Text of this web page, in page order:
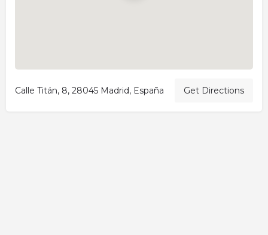
Calle Titán, 8, 28045 Madrid, España Get Directions